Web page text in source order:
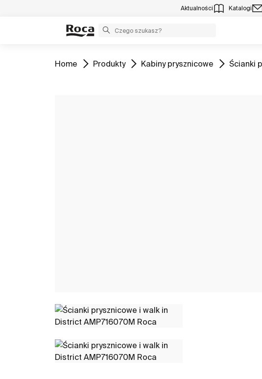
Aktualności Katalogi
Zobacz
Home Zobacz
Produkty Zobacz
Kabiny prysznicowe Zobacz
Ścianki